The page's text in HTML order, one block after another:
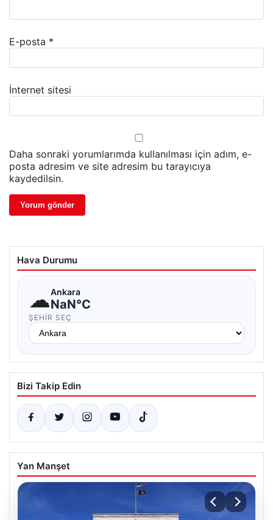
E-posta *
İnternet sitesi
Daha sonraki yorumlarımda kullanılması için adım, e-
posta adresim ve site adresim bu tarayıcıya
kaydedilsin.
Hava Durumu
☁Ankara
NaN°C
ŞEHIR SEÇ
Bizi Takip Edin
Yan Manşet